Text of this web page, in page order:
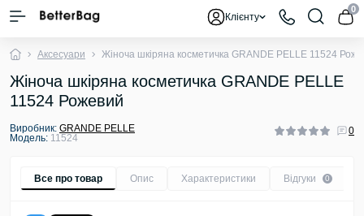
Клієнту
0
Аксесуари Жіноча шкіряна косметичка GRANDE PELLE 11524
Жіноча шкіряна косметичка GRANDE PELLE
11524 Рожевий
Виробник: GRANDE PELLE
Модель: 11524
0
Все про товар Опис Характеристики Відгуки 0